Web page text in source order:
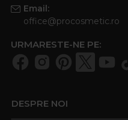
Email:
office@procosmetic.ro
URMARESTE-NE PE:
DESPRE NOI